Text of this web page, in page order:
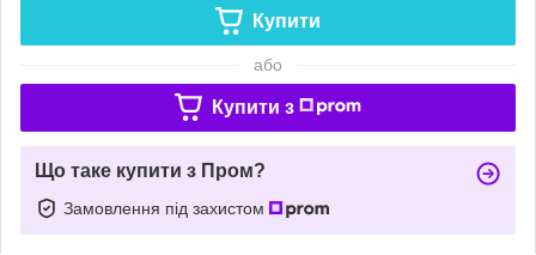
Купити
або
Купити з
Що таке купити з Пром?
Замовлення під захистом